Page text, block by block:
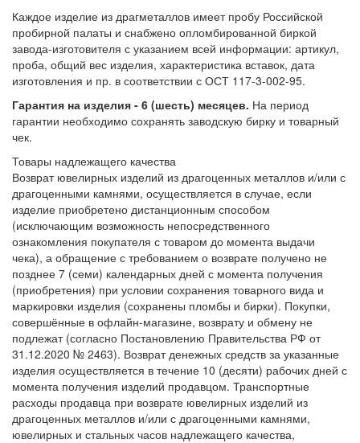
Каждое изделие из драгметаллов имеет пробу Российской
пробирной палаты и снабжено опломбированной биркой
завода-изготовителя с указанием всей информации: артикул,
проба, общий вес изделия, характеристика вставок, дата
изготовления и пр. в соответствии с ОСТ 117-3-002-95.
Гарантия на изделия - 6 (шесть) месяцев. На период
гарантии необходимо сохранять заводскую бирку и товарный
чек.
Товары надлежащего качества
Возврат ювелирных изделий из драгоценных металлов и/или с
драгоценными камнями, осуществляется в случае, если
изделие приобретено дистанционным способом
(исключающим возможность непосредственного
ознакомления покупателя с товаром до момента выдачи
чека), а обращение с требованием о возврате получено не
позднее 7 (семи) календарных дней с момента получения
(приобретения) при условии сохранения товарного вида и
маркировки изделия (сохранены пломбы и бирки). Покупки,
совершённые в офлайн-магазине, возврату и обмену не
подлежат (согласно Постановлению Правительства РФ от
31.12.2020 № 2463). Возврат денежных средств за указанные
изделия осуществляется в течение 10 (десяти) рабочих дней с
момента получения изделий продавцом. Транспортные
расходы продавца при возврате ювелирных изделий из
драгоценных металлов и/или с драгоценными камнями,
ювелирных и стальных часов надлежащего качества,